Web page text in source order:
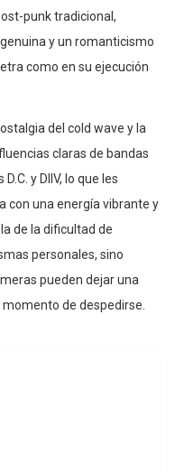
punk tradicional,
y un romanticismo
como en su ejecución
del cold wave y la
claras de bandas
y DIIV, lo que les
con una energía vibrante y
de la dificultad de
personales, sino
pueden dejar una
de despedirse.